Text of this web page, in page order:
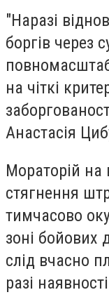
"Наразі
боргів через
на чіткі
Анастасія
Мораторій
стягнення
тимчасово
зоні бойових
слід вчасно
разі